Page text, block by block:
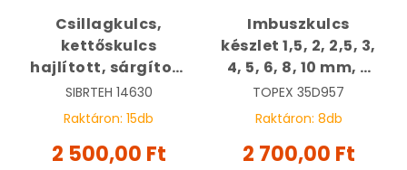
Csillagkulcs,
kettőskulcs
hajlított, sárgított
20 x 22 mm |
SIBRTEH 14630
SIBRTEH 14630
Raktáron: 15db
2 500,00 Ft
Imbuszkulcs
készlet 1,5, 2, 2,5, 3,
4, 5, 6, 8, 10 mm, 9
részes, gömb végű |
TOPEX 35D957
TOPEX 35D957
Raktáron: 8db
2 700,00 Ft